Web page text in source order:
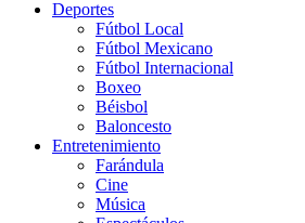
Deportes
Fútbol Local
Fútbol Mexicano
Fútbol Internacional
Boxeo
Béisbol
Baloncesto
Entretenimiento
Farándula
Cine
Música